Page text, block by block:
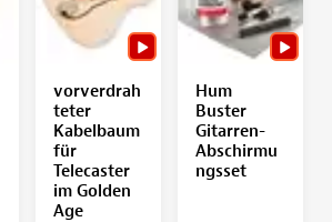
vorverdrah
teter
Kabelbaum
für
Telecaster
im Golden
Age
Hum
Buster
Gitarren-
Abschirmu
ngsset